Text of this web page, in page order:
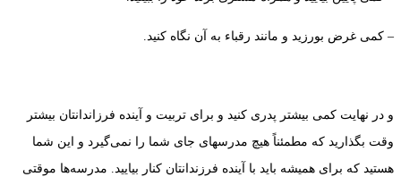
– کمی غرض بورزید و مانند رقباء به آن نگاه کنید.
و در نهایت کمی بیشتر پدری کنید و برای تربیت و آینده فرزاندانتان بیشتر
وقت بگذارید که مطمئناً هیچ مدرسهای جای شما را نمی‌گیرد و این شما
هستید که برای همیشه باید با آینده فرزندانتان کنار بیایید. مدرسه‌ها موقتی